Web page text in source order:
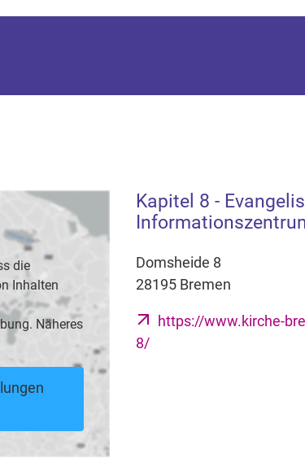
die
Inhalten
Näheres
Kapitel 8 -
Domsheide 8
28195 Bremen
https://www.kirche-
8/